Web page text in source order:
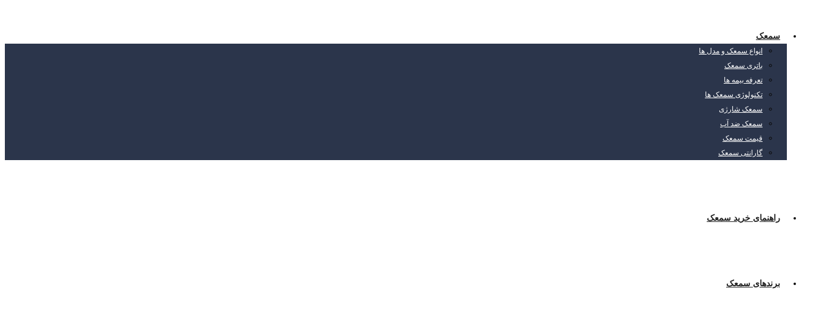
سمعک
انواع سمعک و مدل ها
باتری سمعک
تعرفه بیمه ها
تکنولوژی سمعک ها
سمعک شارژی
سمعک ضد آب
قیمت سمعک
گارانتی سمعک
راهنمای خرید سمعک
برندهای سمعک